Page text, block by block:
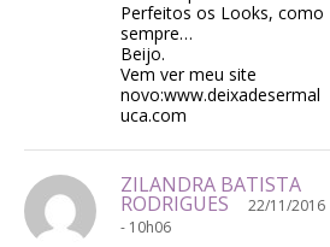
Perfeitos os Looks, como
sempre…
Beijo.
Vem ver meu site
novo:www.deixadesermal
uca.com
ZILANDRA BATISTA
RODRIGUES
22/11/2016
- 10h06